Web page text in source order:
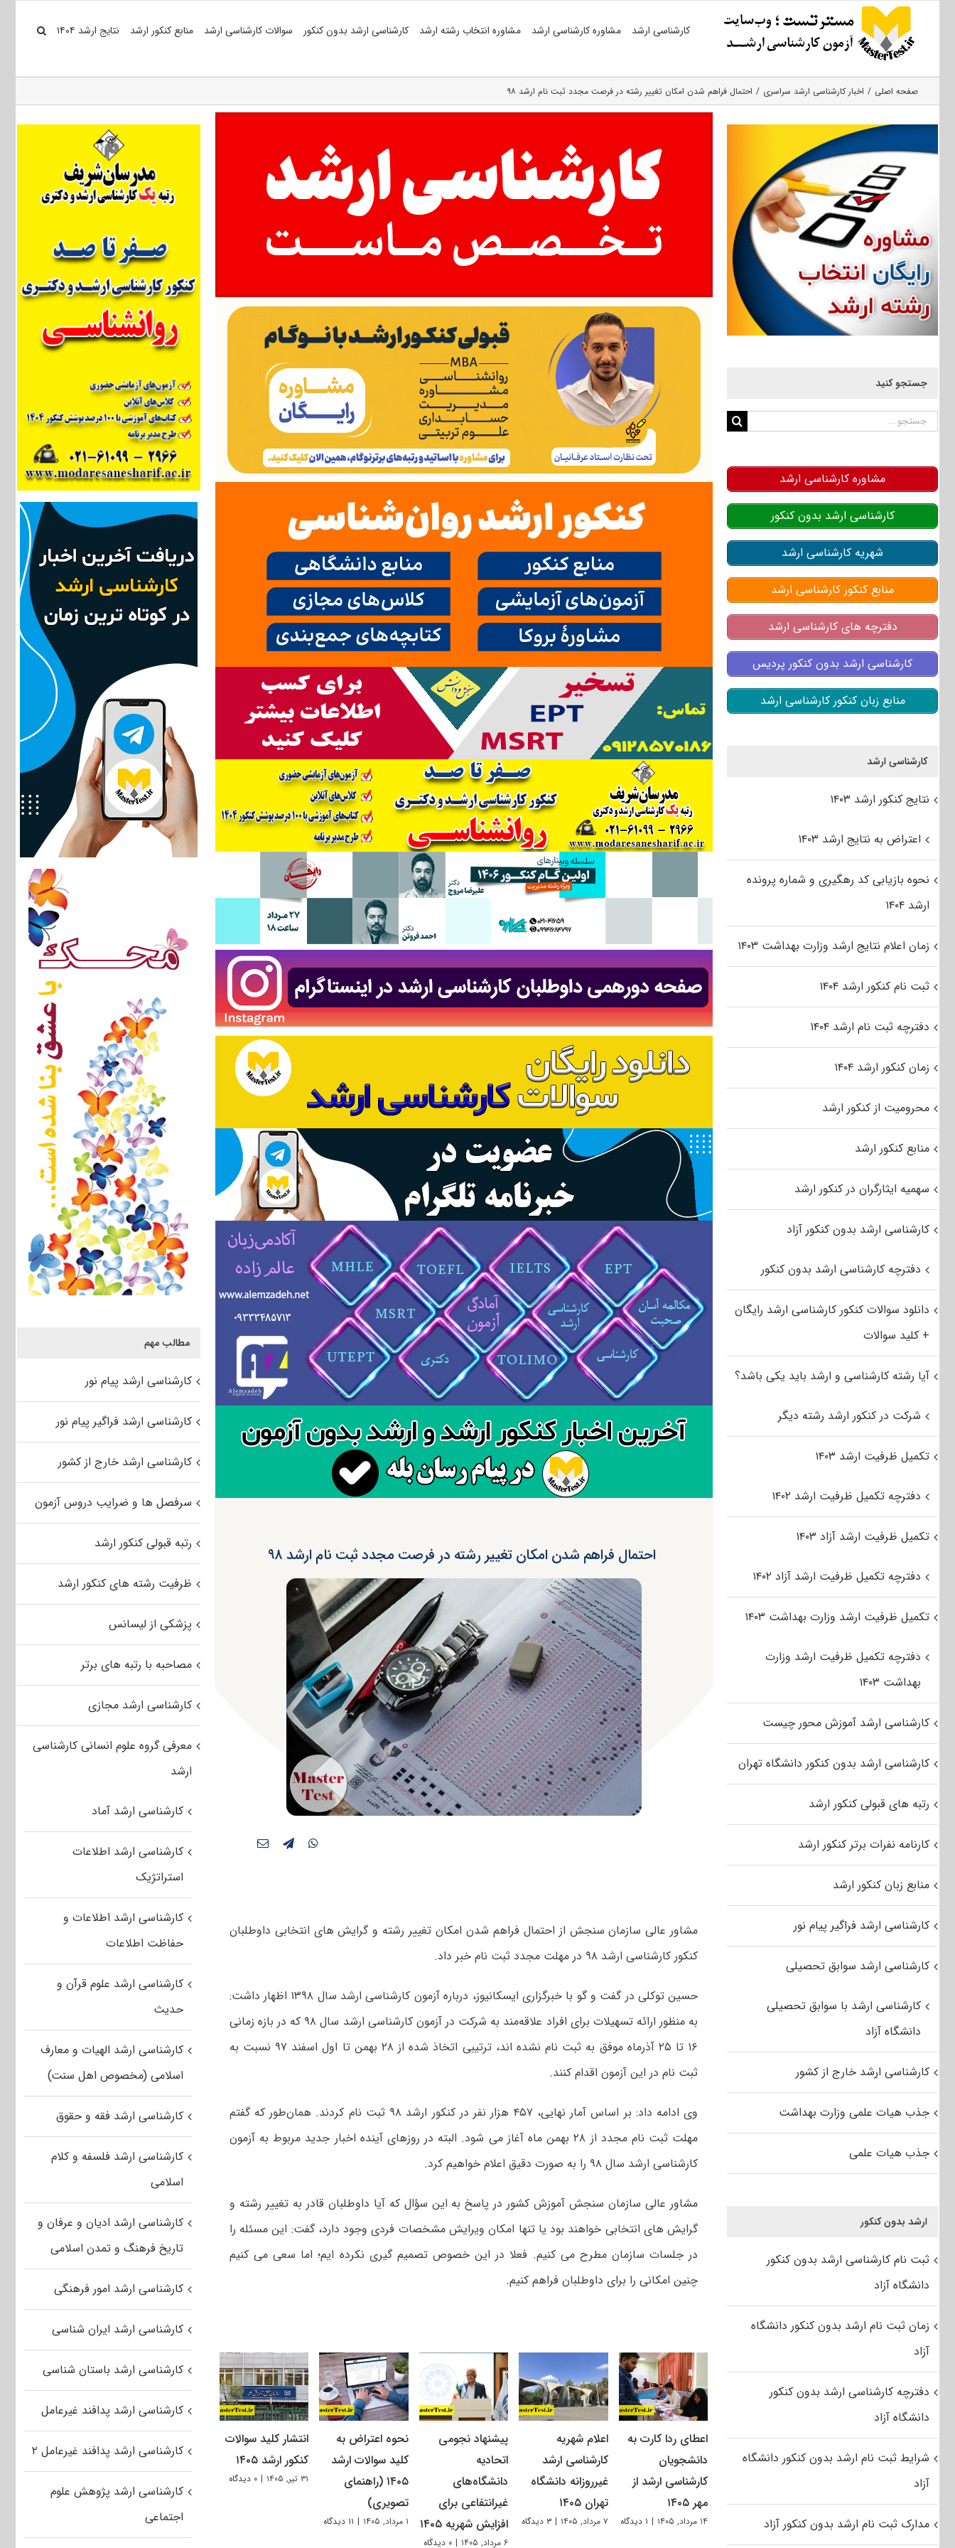
کارشناسی ارشد مشاوره کارشناسی ارشد مشاوره انتخاب رشته ارشد کارشناسی ارشد بدون کنکور سوالات کارشناسی ارشد منابع کنکور ارشد نتایج ارشد ۱۴۰۴
صفحه اصلی اخبار کارشناسی ارشد سراسری احتمال فراهم شدن امکان تغییر رشته در فرصت مجدد ثبت نام ارشد ۹۸
احتمال فراهم شدن امکان تغییر رشته در فرصت مجدد ثبت نام ارشد ۹۸
مشاور عالی سازمان سنجش از احتمال فراهم شدن امکان تغییر رشته و گرایش های انتخابی داوطلبان
کنکور کارشناسی ارشد ۹۸ در مهلت مجدد ثبت نام خبر داد.
حسین توکلی در گفت و گو با خبرگزاری ایسکانیوز، درباره آزمون کارشناسی ارشد سال ۱۳۹۸ اظهار داشت:
به منظور ارائه تسهیلات برای افراد علاقه‌مند به شرکت در آزمون کارشناسی ارشد سال ۹۸ که در بازه زمانی
۱۶ تا ۲۵ آذرماه موفق به ثبت نام نشده اند، ترتیبی اتخاذ شده از ۲۸ بهمن تا اول اسفند ۹۷ نسبت به
ثبت نام در این آزمون اقدام کنند.
وی ادامه داد: بر اساس آمار نهایی، ۴۵۷ هزار نفر در کنکور ارشد ۹۸ ثبت نام کردند. همان‌طور که گفتم
مهلت ثبت نام مجدد از ۲۸ بهمن ماه آغاز می شود. البته در روزهای آینده اخبار جدید مربوط به آزمون
کارشناسی ارشد سال ۹۸ را به صورت دقیق اعلام خواهیم کرد.
مشاور عالی سازمان سنجش آموزش کشور در پاسخ به این سؤال که آیا داوطلبان قادر به تغییر رشته و
گرایش های انتخابی خواهند بود یا تنها امکان ویرایش مشخصات فردی وجود دارد، گفت: این مسئله را
در جلسات سازمان مطرح می کنیم. فعلا در این خصوص تصمیم گیری نکرده ایم؛ اما سعی می کنیم
چنین امکانی را برای داوطلبان فراهم کنیم.
اعطای ردا کارت به
دانشجویان
کارشناسی ارشد از
مهر ۱۴۰۵
۱۴ مرداد, ۱۴۰۵ | ۱ دیدگاه
اعلام شهریه
کارشناسی ارشد
غیرروزانه دانشگاه
تهران ۱۴۰۵
۷ مرداد, ۱۴۰۵ | ۳ دیدگاه
پیشنهاد نجومی
اتحادیه
دانشگاه‌های
غیرانتفاعی برای
افزایش شهریه ۱۴۰۵
۶ مرداد, ۱۴۰۵ | ۰ دیدگاه
نحوه اعتراض به
کلید سوالات ارشد
۱۴۰۵ (راهنمای
تصویری)
۱ مرداد, ۱۴۰۵ | ۱۱ دیدگاه
انتشار کلید سوالات
کنکور ارشد ۱۴۰۵
۳۱ تیر, ۱۴۰۵ | ۰ دیدگاه
مطالب مهم
کارشناسی ارشد پیام نور
کارشناسی ارشد فراگیر پیام نور
کارشناسی ارشد خارج از کشور
سرفصل ها و ضرایب دروس آزمون
رتبه قبولی کنکور ارشد
ظرفیت رشته های کنکور ارشد
پزشکی از لیسانس
مصاحبه با رتبه های برتر
کارشناسی ارشد مجازی
معرفی گروه علوم انسانی کارشناسی
ارشد
کارشناسی ارشد آماد
کارشناسی ارشد اطلاعات
استراتژیک
کارشناسی ارشد اطلاعات و
حفاظت اطلاعات
کارشناسی ارشد علوم قرآن و
حدیث
کارشناسی ارشد الهیات و معارف
اسلامی (مخصوص اهل سنت)
کارشناسی ارشد فقه و حقوق
کارشناسی ارشد فلسفه و کلام
اسلامی
کارشناسی ارشد ادیان و عرفان و
تاریخ فرهنگ و تمدن اسلامی
کارشناسی ارشد امور فرهنگی
کارشناسی ارشد ایران شناسی
کارشناسی ارشد باستان شناسی
کارشناسی ارشد پدافند غیرعامل
کارشناسی ارشد پدافند غیرعامل ۲
کارشناسی ارشد پژوهش علوم
اجتماعی
جستجو کنید
جستجو
مشاوره کارشناسی ارشد
کارشناسی ارشد بدون کنکور
شهریه کارشناسی ارشد
منابع کنکور کارشناسی ارشد
دفترچه های کارشناسی ارشد
کارشناسی ارشد بدون کنکور پردیس
منابع زبان کنکور کارشناسی ارشد
کارشناسی ارشد
نتایج کنکور ارشد ۱۴۰۳
اعتراض به نتایج ارشد ۱۴۰۳
نحوه بازیابی کد رهگیری و شماره پرونده
ارشد ۱۴۰۴
زمان اعلام نتایج ارشد وزارت بهداشت ۱۴۰۳
ثبت نام کنکور ارشد ۱۴۰۴
دفترچه ثبت نام ارشد ۱۴۰۴
زمان کنکور ارشد ۱۴۰۴
محرومیت از کنکور ارشد
منابع کنکور ارشد
سهمیه ایثارگران در کنکور ارشد
کارشناسی ارشد بدون کنکور آزاد
دفترچه کارشناسی ارشد بدون کنکور
دانلود سوالات کنکور کارشناسی ارشد رایگان
+ کلید سوالات
آیا رشته کارشناسی و ارشد باید یکی باشد؟
شرکت در کنکور ارشد رشته دیگر
تکمیل ظرفیت ارشد ۱۴۰۳
دفترچه تکمیل ظرفیت ارشد ۱۴۰۲
تکمیل ظرفیت ارشد آزاد ۱۴۰۳
دفترچه تکمیل ظرفیت ارشد آزاد ۱۴۰۲
تکمیل ظرفیت ارشد وزارت بهداشت ۱۴۰۳
دفترچه تکمیل ظرفیت ارشد وزارت
بهداشت ۱۴۰۳
کارشناسی ارشد آموزش محور چیست
کارشناسی ارشد بدون کنکور دانشگاه تهران
رتبه های قبولی کنکور ارشد
کارنامه نفرات برتر کنکور ارشد
منابع زبان کنکور ارشد
کارشناسی ارشد فراگیر پیام نور
کارشناسی ارشد سوابق تحصیلی
کارشناسی ارشد با سوابق تحصیلی
دانشگاه آزاد
کارشناسی ارشد خارج از کشور
جذب هیات علمی وزارت بهداشت
جذب هیات علمی
ارشد بدون کنکور
ثبت نام کارشناسی ارشد بدون کنکور
دانشگاه آزاد
زمان ثبت نام ارشد بدون کنکور دانشگاه
آزاد
دفترچه کارشناسی ارشد بدون کنکور
دانشگاه آزاد
شرایط ثبت نام ارشد بدون کنکور دانشگاه
آزاد
مدارک ثبت نام ارشد بدون کنکور آزاد